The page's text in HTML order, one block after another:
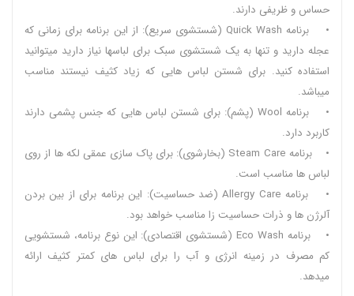
حساس و ظریفی دارند.
• برنامه Quick Wash (شستشوی سریع): از این برنامه برای زمانی که
عجله دارید و تنها به یک شستشوی سبک برای لباسها نیاز دارید میتوانید
استفاده کنید. برای شستن لباس هایی که زیاد کثیف نیستند مناسب
میباشد.
• برنامه Wool (پشم): برای شستن لباس هایی که جنس پشمی دارند
کاربرد دارد.
• برنامه Steam Care (بخارشوی): برای پاک سازی عمقی لکه ها از روی
لباس ها مناسب است.
• برنامه Allergy Care (ضد حساسیت): این برنامه برای از بین بردن
آلرژن ها و ذرات حساسیت زا مناسب خواهد بود.
• برنامه Eco Wash (شستشوی اقتصادی): این نوع برنامه، شستشویی
کم مصرف در زمینه انرژی و آب را برای لباس های کمتر کثیف ارائه
میدهد.